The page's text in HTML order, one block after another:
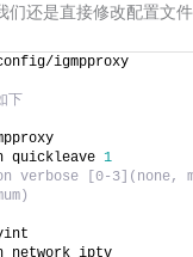
还是直接修改配置文件
igmpproxy
下
quickleave
1
verbose [0-3](none,
network iptv